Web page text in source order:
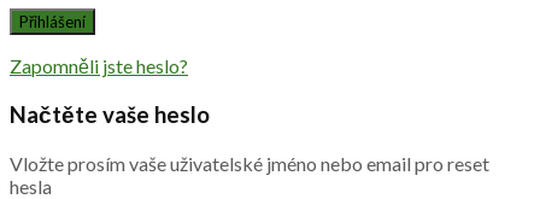
Zapomněli jste heslo?
Načtěte vaše heslo
Vložte prosím vaše uživatelské jméno nebo email pro reset
hesla